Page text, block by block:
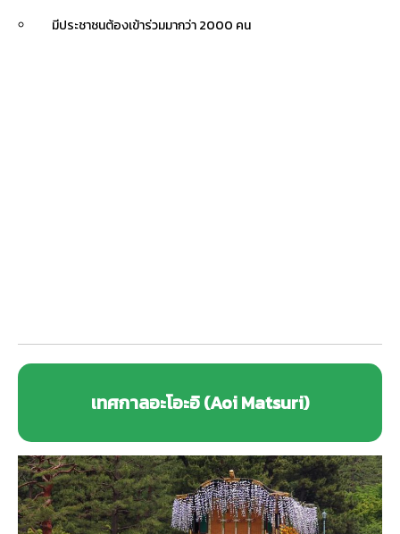
มีประชาชนต้องเข้าร่วมมากว่า 2000 คน
เทศกาลอะโอะอิ (Aoi Matsuri)